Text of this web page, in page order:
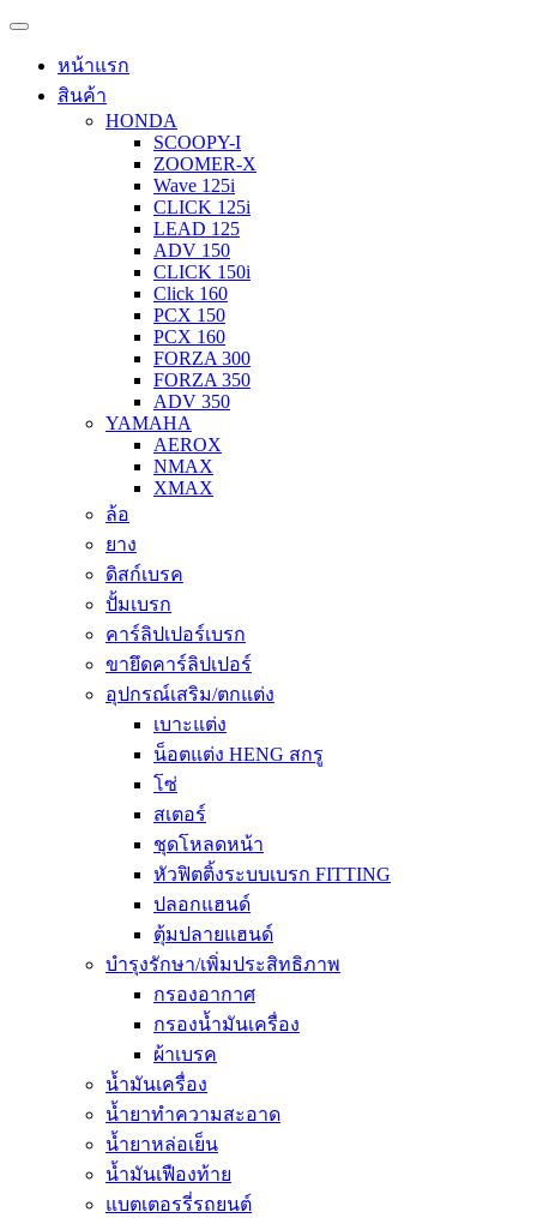
หน้าแรก
สินค้า
HONDA
SCOOPY-I
ZOOMER-X
Wave 125i
CLICK 125i
LEAD 125
ADV 150
CLICK 150i
Click 160
PCX 150
PCX 160
FORZA 300
FORZA 350
ADV 350
YAMAHA
AEROX
NMAX
XMAX
ล้อ
ยาง
ดิสก์เบรค
ปั้มเบรก
คาร์ลิปเปอร์เบรก
ขายึดคาร์ลิปเปอร์
อุปกรณ์เสริม/ตกแต่ง
เบาะแต่ง
น็อตแต่ง HENG สกรู
โซ่
สเตอร์
ชุดโหลดหน้า
หัวฟิตติ้งระบบเบรก FITTING
ปลอกแฮนด์
ตุ้มปลายแฮนด์
บำรุงรักษา/เพิ่มประสิทธิภาพ
กรองอากาศ
กรองน้ำมันเครื่อง
ผ้าเบรค
น้ำมันเครื่อง
น้ำยาทำความสะอาด
น้ำยาหล่อเย็น
น้ำมันเฟืองท้าย
แบตเตอรรี่รถยนต์